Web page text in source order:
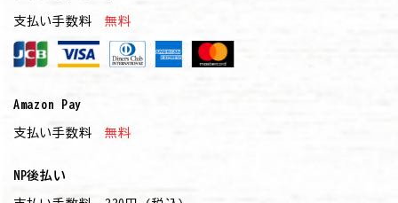
支払い手数料 無料
Amazon Pay
支払い手数料 無料
NP後払い